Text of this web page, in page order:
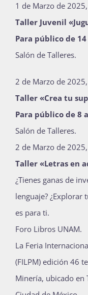
1 de Marzo de
Taller Juvenil
Para público de
Salón de Talleres.
2 de Marzo de
Taller «Crea tu
Para público de 8
Salón de Talleres.
2 de Marzo de
Taller «Letras en
¿Tienes ganas de
lenguaje? ¿Explorar
es para ti.
Foro Libros UNAM.
La Feria
(FILPM) edición 46
Minería, ubicado en